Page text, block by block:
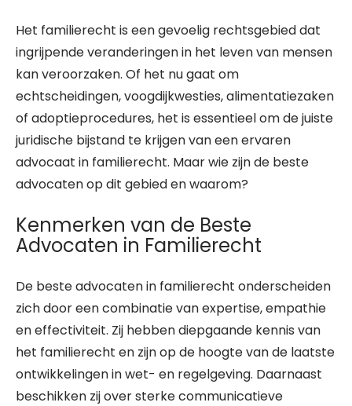
Het familierecht is een gevoelig rechtsgebied dat
ingrijpende veranderingen in het leven van mensen
kan veroorzaken. Of het nu gaat om
echtscheidingen, voogdijkwesties, alimentatiezaken
of adoptieprocedures, het is essentieel om de juiste
juridische bijstand te krijgen van een ervaren
advocaat in familierecht. Maar wie zijn de beste
advocaten op dit gebied en waarom?
Kenmerken van de Beste
Advocaten in Familierecht
De beste advocaten in familierecht onderscheiden
zich door een combinatie van expertise, empathie
en effectiviteit. Zij hebben diepgaande kennis van
het familierecht en zijn op de hoogte van de laatste
ontwikkelingen in wet- en regelgeving. Daarnaast
beschikken zij over sterke communicatieve